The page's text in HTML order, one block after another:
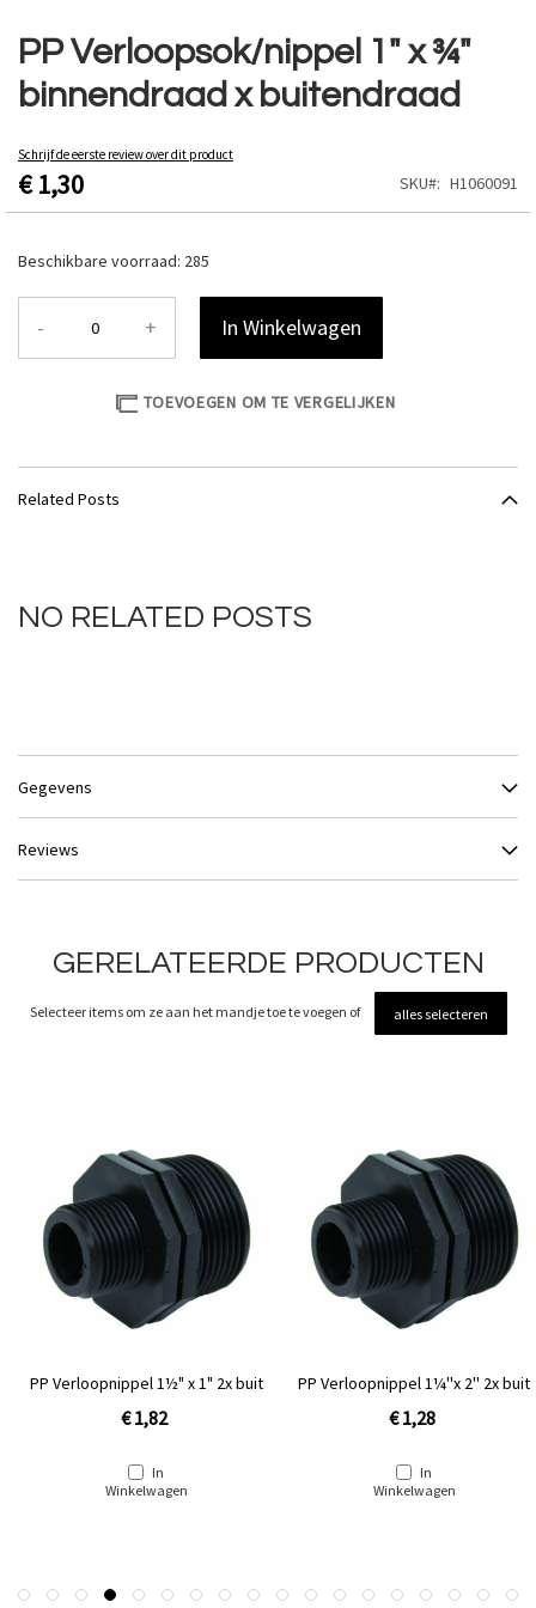
PP Verloopsok/nippel 1" x ¾"
binnendraad x buitendraad
Schrijf de eerste review over dit product
€ 1,30 SKU H1060091
Beschikbare voorraad: 285
- + In Winkelwagen
TOEVOEGEN OM TE VERGELIJKEN
naar
het
begin
van
afbeeldingen-
gallerij
Related Posts
NO RELATED POSTS
Gegevens
Reviews
GERELATEERDE PRODUCTEN
Selecteer items om ze aan het mandje toe te voegen of alles selecteren
PP Verloopnippel 1½" x 1" 2x buit
€ 1,82
In
Winkelwagen
PP Verloopnippel 1¼''x 2'' 2x buit
€ 1,28
In
Winkelwagen